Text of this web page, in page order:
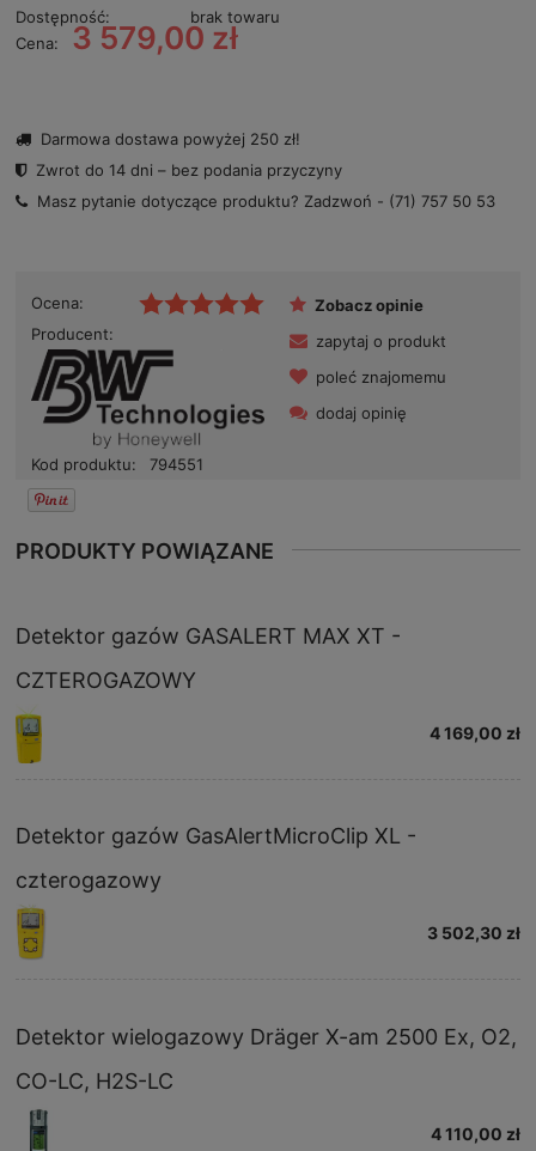
Dostępność:
brak towaru
Cena:
3 579,00 zł
Darmowa dostawa powyżej 250 zł!
Zwrot do 14 dni – bez podania przyczyny
Masz pytanie dotyczące produktu? Zadzwoń - (71) 757 50 53
Ocena:
Producent:
Kod produktu: 794551
Zobacz opinie
zapytaj o produkt
poleć znajomemu
dodaj opinię
PRODUKTY POWIĄZANE
Detektor gazów GASALERT MAX XT -
CZTEROGAZOWY
4 169,00 zł
Detektor gazów GasAlertMicroClip XL -
czterogazowy
3 502,30 zł
Detektor wielogazowy Dräger X-am 2500 Ex, O2,
CO-LC, H2S-LC
4 110,00 zł